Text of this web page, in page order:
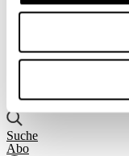
Impressum
Abo
Suche
Abo